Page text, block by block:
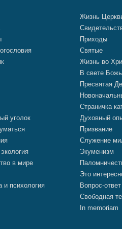
уголок
в мире
и психология
Жизнь
Приходы
Святые
Жизнь во
В свете
Пресвятая
Страничка
Духовный
Призвание
Служение
Экуменизм
Это
Вопрос-ответ
Свободная
In memoriam